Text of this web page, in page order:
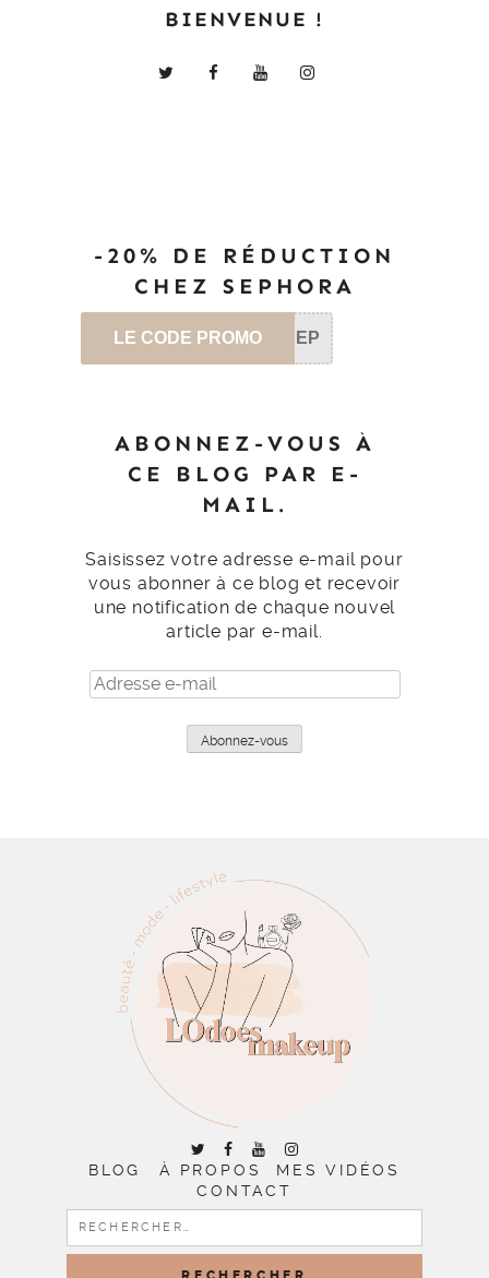
BIENVENUE !
-20% DE RÉDUCTION
CHEZ SEPHORA
LE CODE PROMO SEP
ABONNEZ-VOUS À
CE BLOG PAR E-
MAIL.
Saisissez votre adresse e-mail pour
vous abonner à ce blog et recevoir
une notification de chaque nouvel
article par e-mail.
Adresse
e-
Abonnez-vous
BLOG À PROPOS
MES VIDÉOS
CONTACT
RECHERCHER :